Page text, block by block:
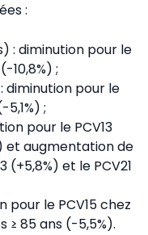
:
: diminution pour le
10,8%) ;
diminution pour le
5,1%) ;
pour le PCV13
et augmentation de
(+5,8%) et le PCV21
pour le PCV15 chez
≥ 85 ans (-5,5%).